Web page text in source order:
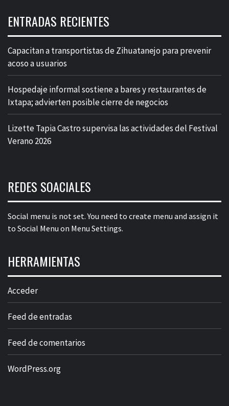
ENTRADAS RECIENTES
Capacitan a transportistas de Zihuatanejo para prevenir
acoso a usuarios
Hospedaje informal sostiene a bares y restaurantes de
Ixtapa; advierten posible cierre de negocios
Lizette Tapia Castro supervisa las actividades del Festival
Verano 2026
REDES SOACIALES
Social menu is not set. You need to create menu and assign it
to Social Menu on Menu Settings.
HERRAMIENTAS
Acceder
Feed de entradas
Feed de comentarios
WordPress.org